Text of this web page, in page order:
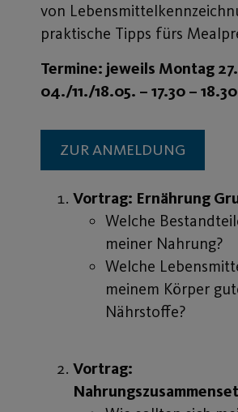
von
praktische Tipps fürs
Termine: jeweils Montag
04./11./18.05. – 17.30 –
ZUR ANMELDUNG
Vortrag: Ernährung
Welche
meiner Nahrung?
Welche
meinem Körper
Nährstoffe?
Vortrag: